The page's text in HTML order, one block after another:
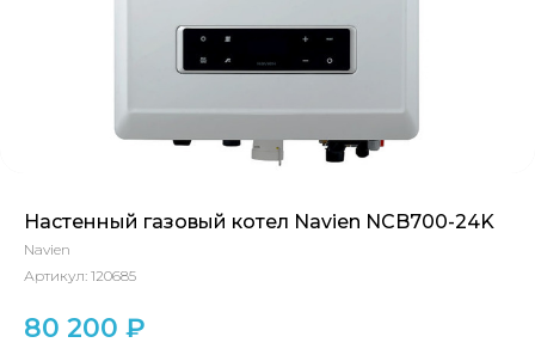
Настенный газовый котел Navien NCB700-24K
Navien
Артикул: 120685
80 200 ₽